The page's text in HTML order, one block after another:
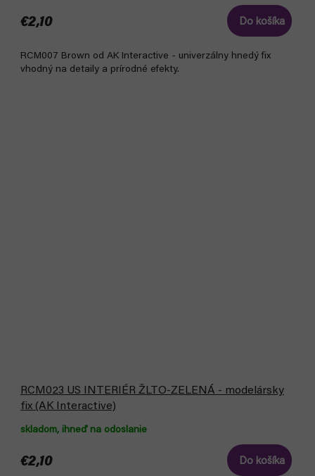
€2,10 Do košíka
RCM007 Brown od AK Interactive - univerzálny hnedý fix
vhodný na detaily a prírodné efekty.
RCM023 US INTERIÉR ŽLTO-ZELENÁ - modelársky
fix (AK Interactive)
skladom, ihneď na odoslanie
€2,10 Do košíka